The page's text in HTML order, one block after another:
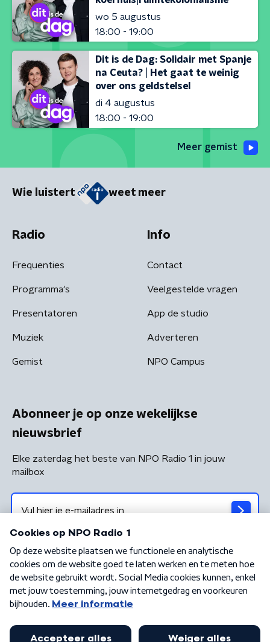
wo 5 augustus
18:00 - 19:00
Dit is de Dag: Solidair met Spanje
na Ceuta? | Het gaat te weinig
over ons geldstelsel
di 4 augustus
18:00 - 19:00
Meer gemist
Wie luistert weet meer
Radio
Frequenties
Programma's
Presentatoren
Muziek
Gemist
Info
Contact
Veelgestelde vragen
App de studio
Adverteren
NPO Campus
Abonneer je op onze wekelijkse
nieuwsbrief
Elke zaterdag het beste van NPO Radio 1 in jouw
mailbox
Algemene voorwaarden